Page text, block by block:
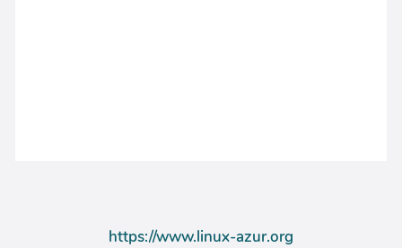
https://www.linux-azur.org